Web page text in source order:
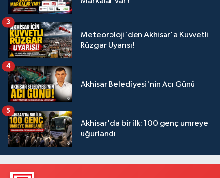
Meteoroloji'den Akhisar'a Kuvvetli
Rüzgar Uyarısı!
3
Akhisar Belediyesi'nin Acı Günü
4
Akhisar'da bir ilk: 100 genç umreye
uğurlandı
5